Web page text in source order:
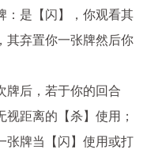
：是【闪】，你观看其
其弃置你一张牌然后你
牌后，若于你的回合
距离的【杀】使用；
张牌当【闪】使用或打